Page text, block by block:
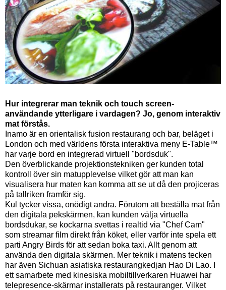
Hur integrerar man teknik och touch screen-
användande ytterligare i vardagen? Jo, genom interaktiv
mat förstås.
Inamo är en orientalisk fusion restaurang och bar, beläget i
London och med världens första interaktiva meny E-Table™
har varje bord en integrerad virtuell "bordsduk".
Den överblickande projektionstekniken ger kunden total
kontroll över sin matupplevelse vilket gör att man kan
visualisera hur maten kan komma att se ut då den projiceras
på tallriken framför sig.
Kul tycker vissa, onödigt andra. Förutom att beställa mat från
den digitala pekskärmen, kan kunden välja virtuella
bordsdukar, se kockarna svettas i realtid via "Chef Cam"
som streamar film direkt från köket, eller varför inte spela ett
parti Angry Birds för att sedan boka taxi. Allt genom att
använda den digitala skärmen. Mer teknik i matens tecken
har även Sichuan asiatiska restaurangkedjan Hao Di Lao. I
ett samarbete med kinesiska mobiltillverkaren Huawei har
telepresence-skärmar installerats på restauranger. Vilket